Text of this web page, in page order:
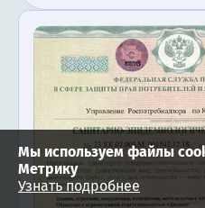
Мы используем файлы
Метрику
Узнать подробнее